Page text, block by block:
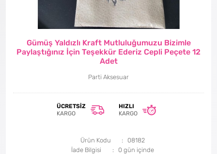
Gümüş Yaldızlı Kraft Mutluluğumuzu Bizimle
Paylaştığınız İçin Teşekkür Ederiz Cepli Peçete 12
Adet
Parti Aksesuar
ÜCRETSIZ
KARGO
HIZLI
KARGO
Ürün Kodu
08182
İade Bilgisi